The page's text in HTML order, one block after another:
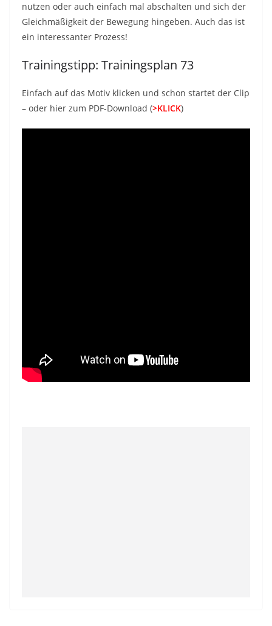
nutzen oder auch einfach mal abschalten und sich der
Gleichmäßigkeit der Bewegung hingeben. Auch das ist
ein interessanter Prozess!
Trainingstipp: Trainingsplan 73
Einfach auf das Motiv klicken und schon startet der Clip
– oder hier zum PDF-Download (>KLICK)